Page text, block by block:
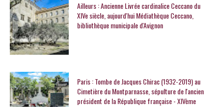
Ailleurs : Ancienne Livrée cardinalice Ceccano du
XIVe siècle, aujourd'hui Médiathèque Ceccano,
bibliothèque municipale d'Avignon
Paris : Tombe de Jacques Chirac (1932-2019) au
Cimetière du Montparnasse, sépulture de l'ancien
président de la République française - XIVème